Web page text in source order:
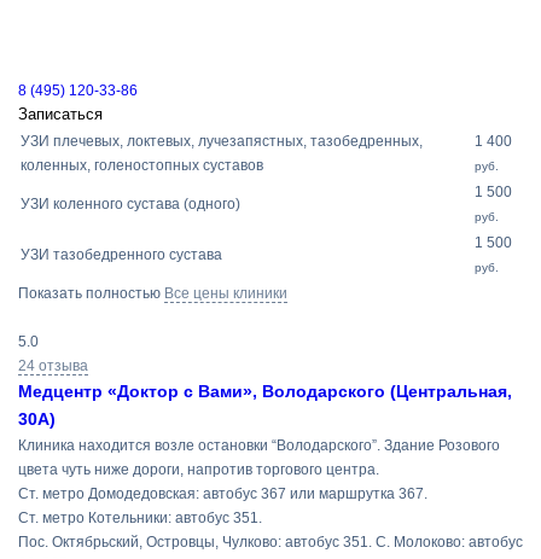
8 (495) 120-33-86
Записаться
УЗИ плечевых, локтевых, лучезапястных, тазобедренных,
коленных, голеностопных суставов
1 400
руб.
УЗИ коленного сустава (одного)
1 500
руб.
УЗИ тазобедренного сустава
1 500
руб.
Показать полностью Все цены клиники
5.0
24 отзыва
Медцентр «Доктор с Вами», Володарского (Центральная,
30А)
Клиника находится возле остановки “Володарского”. Здание Розового
цвета чуть ниже дороги, напротив торгового центра.
Ст. метро Домодедовская: автобус 367 или маршрутка 367.
Ст. метро Котельники: автобус 351.
Пос. Октябрьский, Островцы, Чулково: автобус 351. С. Молоково: автобус